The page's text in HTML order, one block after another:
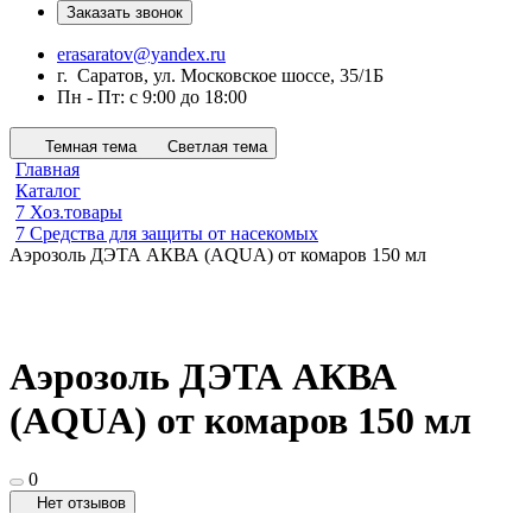
Заказать звонок
erasaratov@yandex.ru
г. Саратов, ул. Московское шоссе, 35/1Б
Пн - Пт: с 9:00 до 18:00
Темная тема Светлая тема
Главная
Каталог
7 Хоз.товары
7 Средства для защиты от насекомых
Аэрозоль ДЭТА АКВА (AQUA) от комаров 150 мл
Аэрозоль ДЭТА АКВА
(AQUA) от комаров 150 мл
0
Нет отзывов